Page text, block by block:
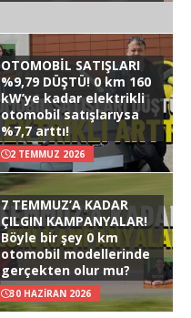
OTOMOBİL SATIŞLARI
%9,79 DÜŞTÜ! 0 km 160
kW’ye kadar elektrikli
otomobil satışlarıysa
%7,7 arttı!
2 TEMMUZ 2026
7 TEMMUZ’A KADAR
ÇILGIN KAMPANYALAR!
Böyle bir şey 0 km
otomobil modellerinde
gerçekten olur mu?
30 HAZIRAN 2026